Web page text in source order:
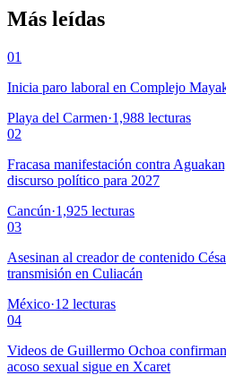
Más leídas
01
Inicia paro laboral en Complejo
Playa del Carmen·1,988 lecturas
02
Fracasa manifestación contra
discurso político para 2027
Cancún·1,925 lecturas
03
Asesinan al creador de contenido
transmisión en Culiacán
México·12 lecturas
04
Videos de Guillermo Ochoa
acoso sexual sigue en Xcaret